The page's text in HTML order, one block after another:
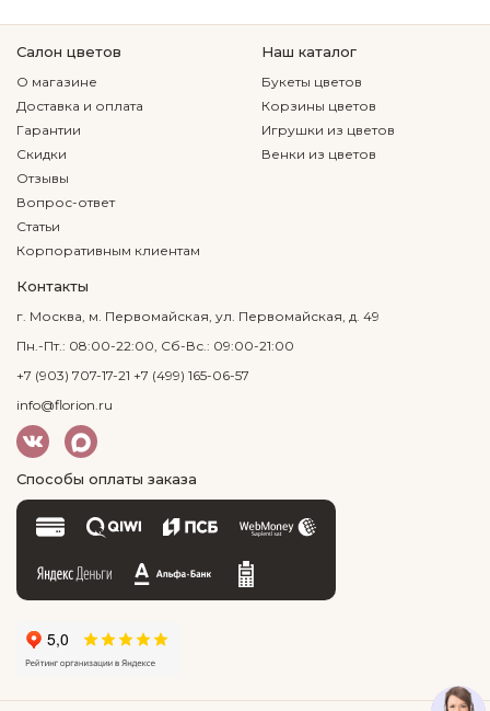
Салон цветов
О магазине
Доставка и оплата
Гарантии
Скидки
Отзывы
Вопрос-ответ
Статьи
Корпоративным клиентам
Наш каталог
Букеты цветов
Корзины цветов
Игрушки из цветов
Венки из цветов
Контакты
г. Москва, м. Первомайская, ул. Первомайская, д. 49
Пн.-Пт.: 08:00-22:00, Сб-Вс.: 09:00-21:00
+7 (903) 707-17-21 +7 (499) 165-06-57
info@florion.ru
Способы оплаты заказа